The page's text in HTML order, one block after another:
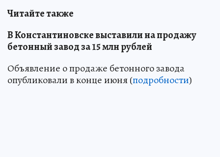
Читайте также
В Константиновске выставили на продажу
бетонный завод за 15 млн рублей
Объявление о продаже бетонного завода
опубликовали в конце июня (подробности)